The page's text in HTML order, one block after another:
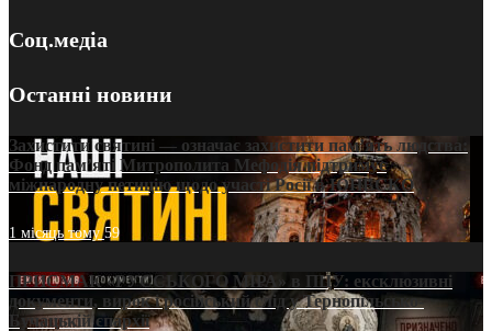
Соц.медіа
Останні новини
Захистити святині — означає захистити пам’ять людства:
Фонд пам’яті Митрополита Мефодія підтримує
міжнародну петицію щодо участі Росії в ЮНЕСКО
1 місяць тому59
ПРИСМАК «РУССЬКОГО МІРА» в ПЦУ: ексклюзивні
документи, вирок і російський слід у Тернопільсько-
Бучацькій єпархії